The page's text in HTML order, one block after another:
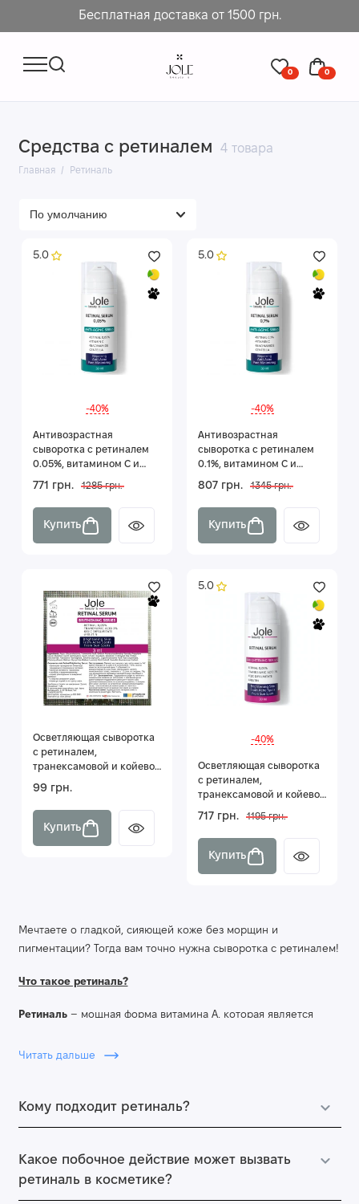
Бесплатная доставка от 1500 грн.
0 0
Средства с ретиналем 4 товара
Главная Ретиналь
5.0
-40%
Антивозрастная
сыворотка с ретиналем
0.05%, витамином С и
ниацинамидом Jole
Retinal 0.05% 30 мл
771 грн. 1285 грн.
Купить
5.0
-40%
Антивозрастная
сыворотка с ретиналем
0.1%, витамином С и
ниацинамидом Jole
Retinal 0.1% 30 мл
807 грн. 1345 грн.
Купить
Осветляющая сыворотка
с ретиналем,
транексамовой и койевой
кислотами Jole Retinal 3
99 грн.
Купить
5.0
-40%
Осветляющая сыворотка
с ретиналем,
транексамовой и койевой
кислотами Jole Retinal 30
717 грн. 1195 грн.
Купить
Мечтаете о гладкой, сияющей коже без морщин и
пигментации? Тогда вам точно нужна сыворотка с ретиналем!
Что такое ретиналь?
Ретиналь– мощная форма витамина А, которая является
Преимущества ретиналя для антивозрастного
ухода.
Стимулирует выработку коллагена : ретиналь
активизирует фибробласты, производящие коллаген,
Читать дальше
Кому подходит ретиналь?
Какое побочное действие может вызвать
ретиналь в косметике?